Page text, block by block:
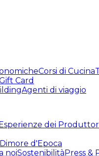
Corsi di Cucina
Card
Agenti di viaggio
dei
Dimore d'Epoca
noiSostenibilitàPress &